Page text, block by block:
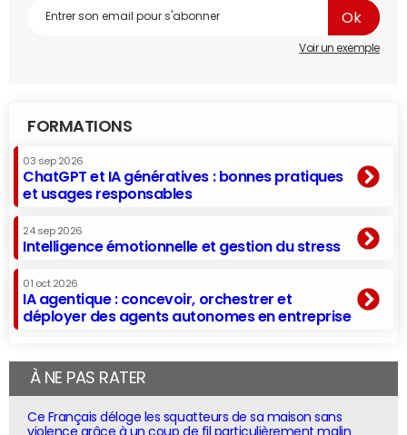
Voir un exemple
FORMATIONS
03 sep 2026
ChatGPT et IA génératives : bonnes pratiques
et usages responsables
24 sep 2026
Intelligence émotionnelle et gestion du stress
01 oct 2026
IA agentique : concevoir, orchestrer et
déployer des agents autonomes en entreprise
À NE PAS RATER
Ce Français déloge les squatteurs de sa maison sans
violence grâce à un coup de fil particulièrement malin